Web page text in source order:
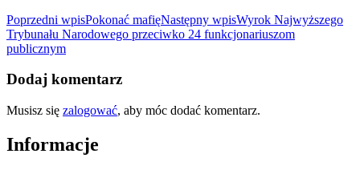
Nawigacja
wpisu
Poprzedni wpisPokonać mafięNastępny wpisWyrok Najwyższego
Trybunału Narodowego przeciwko 24 funkcjonariuszom
publicznym
Dodaj komentarz
Musisz się zalogować, aby móc dodać komentarz.
Informacje